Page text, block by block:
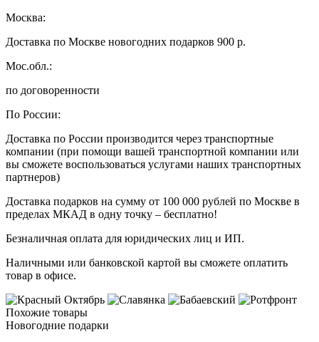
Москва:
Доставка по Москве новогодних подарков 900 р.
Мос.обл.:
по договоренности
По России:
Доставка по России производится через транспортные
компании (при помощи вашей транспортной компании или
вы сможете воспользоваться услугами наших транспортных
партнеров)
Доставка подарков на сумму от 100 000 рублей по Москве в
пределах МКАД в одну точку – бесплатно!
Безналичная оплата для юридических лиц и ИП.
Наличными или банковской картой вы сможете оплатить
товар в офисе.
Похожие товары
Новогодние подарки